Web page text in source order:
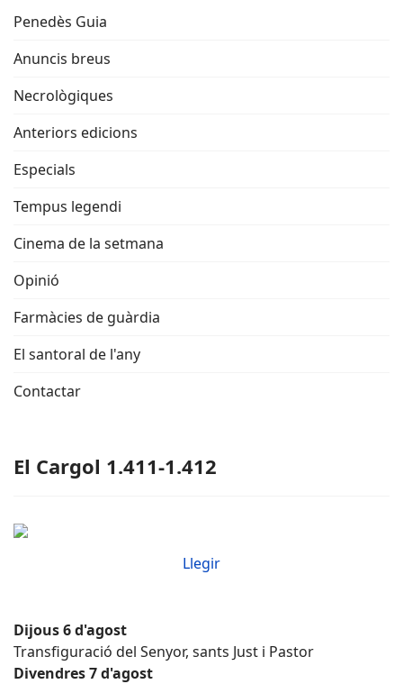
Penedès Guia
Anuncis breus
Necrològiques
Anteriors edicions
Especials
Tempus legendi
Cinema de la setmana
Opinió
Farmàcies de guàrdia
El santoral de l'any
Contactar
El Cargol 1.411-1.412
Llegir
Dijous 6 d'agost
Transfiguració del Senyor, sants Just i Pastor
Divendres 7 d'agost